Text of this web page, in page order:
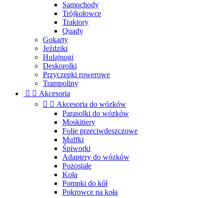
Samochody
Trójkołowce
Traktory
Quady
Gokarty
Jeździki
Hulajnogi
Deskorolki
Przyczepki rowerowe
Trampoliny
  Akcesoria
  Akcesoria do wózków
Parasolki do wózków
Moskitiery
Folie przeciwdeszczowe
Muffki
Śpiworki
Adaptery do wózków
Pozostałe
Koła
Pompki do kół
Pokrowce na koła